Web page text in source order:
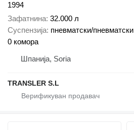
1994
Зафатнина 32.000 л
Суспензија пневматски/пневматски
0 комора
Шпанија, Soria
TRANSLER S.L